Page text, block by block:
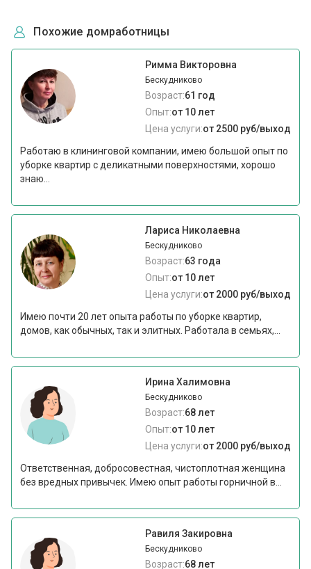
Похожие домработницы
Римма Викторовна
Бескудниково
Возраст:61 год
Опыт:от 10 лет
Цена услуги:от 2500 руб/выход
Работаю в клининговой компании, имею большой опыт по
уборке квартир с деликатными поверхностями, хорошо
знаю...
Лариса Николаевна
Бескудниково
Возраст:63 года
Опыт:от 10 лет
Цена услуги:от 2000 руб/выход
Имею почти 20 лет опыта работы по уборке квартир,
домов, как обычных, так и элитных. Работала в семьях,...
Ирина Халимовна
Бескудниково
Возраст:68 лет
Опыт:от 10 лет
Цена услуги:от 2000 руб/выход
Ответственная, добросовестная, чистоплотная женщина
без вредных привычек. Имею опыт работы горничной в...
Равиля Закировна
Бескудниково
Возраст:68 лет